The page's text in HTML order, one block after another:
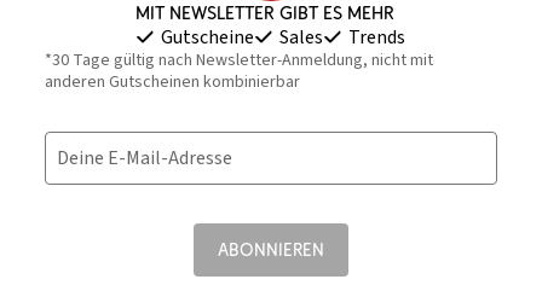
Mit Newsletter gibt es mehr
Gutscheine Sales Trends
*30 Tage gültig nach Newsletter-Anmeldung, nicht mit
anderen Gutscheinen kombinierbar
Deine E-Mail-Adresse
ABONNIEREN